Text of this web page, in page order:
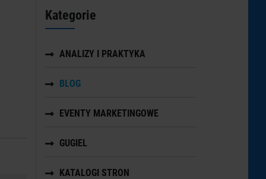
Kategorie
ANALIZY I PRAKTYKA
BLOG
EVENTY MARKETINGOWE
GUGIEL
KATALOGI STRON